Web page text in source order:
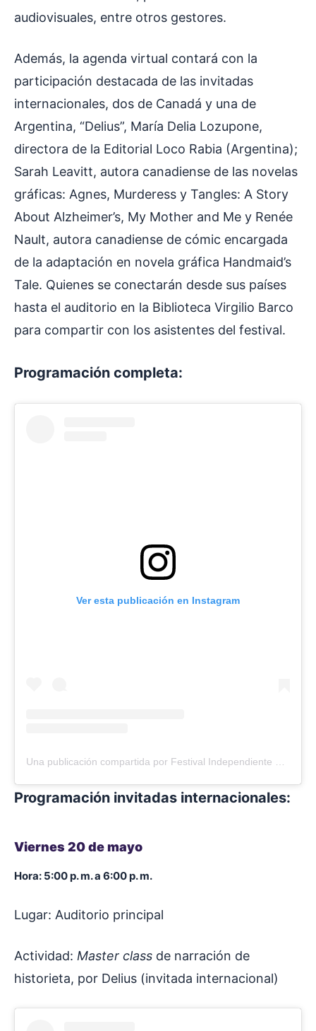
audiovisuales, entre otros gestores.
Además, la agenda virtual contará con la
participación destacada de las invitadas
internacionales, dos de Canadá y una de
Argentina, “Delius”, María Delia Lozupone,
directora de la Editorial Loco Rabia (Argentina);
Sarah Leavitt, autora canadiense de las novelas
gráficas: Agnes, Murderess y Tangles: A Story
About Alzheimer’s, My Mother and Me y Renée
Nault, autora canadiense de cómic encargada
de la adaptación en novela gráfica Handmaid’s
Tale. Quienes se conectarán desde sus países
hasta el auditorio en la Biblioteca Virgilio Barco
para compartir con los asistentes del festival.
Programación completa:
Ver esta publicación en Instagram
Programación invitadas internacionales:
Viernes 20 de mayo
Hora: 5:00 p. m. a 6:00 p. m.
Lugar: Auditorio principal
Actividad: Master class de narración de
historieta, por Delius (invitada internacional)